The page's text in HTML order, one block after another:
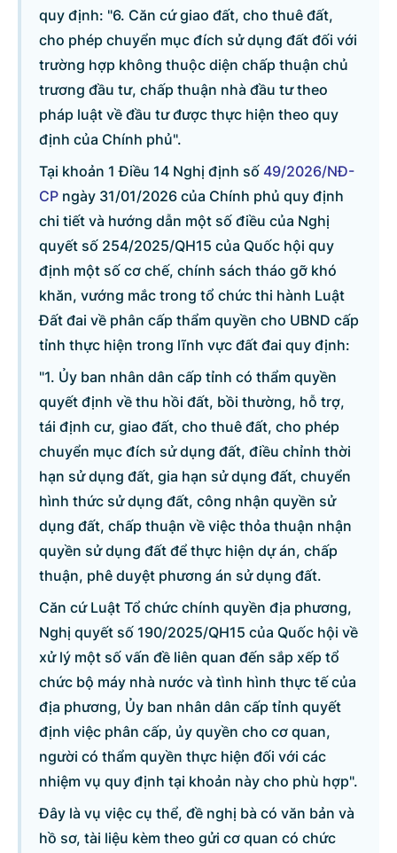
quy định: "6. Căn cứ giao đất, cho thuê đất,
cho phép chuyển mục đích sử dụng đất đối với
trường hợp không thuộc diện chấp thuận chủ
trương đầu tư, chấp thuận nhà đầu tư theo
pháp luật về đầu tư được thực hiện theo quy
định của Chính phủ".
Tại khoản 1 Điều 14 Nghị định số 49/2026/NĐ-
CP ngày 31/01/2026 của Chính phủ quy định
chi tiết và hướng dẫn một số điều của Nghị
quyết số 254/2025/QH15 của Quốc hội quy
định một số cơ chế, chính sách tháo gỡ khó
khăn, vướng mắc trong tổ chức thi hành Luật
Đất đai về phân cấp thẩm quyền cho UBND cấp
tỉnh thực hiện trong lĩnh vực đất đai quy định:
"1. Ủy ban nhân dân cấp tỉnh có thẩm quyền
quyết định về thu hồi đất, bồi thường, hỗ trợ,
tái định cư, giao đất, cho thuê đất, cho phép
chuyển mục đích sử dụng đất, điều chỉnh thời
hạn sử dụng đất, gia hạn sử dụng đất, chuyển
hình thức sử dụng đất, công nhận quyền sử
dụng đất, chấp thuận về việc thỏa thuận nhận
quyền sử dụng đất để thực hiện dự án, chấp
thuận, phê duyệt phương án sử dụng đất.
Căn cứ Luật Tổ chức chính quyền địa phương,
Nghị quyết số 190/2025/QH15 của Quốc hội về
xử lý một số vấn đề liên quan đến sắp xếp tổ
chức bộ máy nhà nước và tình hình thực tế của
địa phương, Ủy ban nhân dân cấp tỉnh quyết
định việc phân cấp, ủy quyền cho cơ quan,
người có thẩm quyền thực hiện đối với các
nhiệm vụ quy định tại khoản này cho phù hợp".
Đây là vụ việc cụ thể, đề nghị bà có văn bản và
hồ sơ, tài liệu kèm theo gửi cơ quan có chức